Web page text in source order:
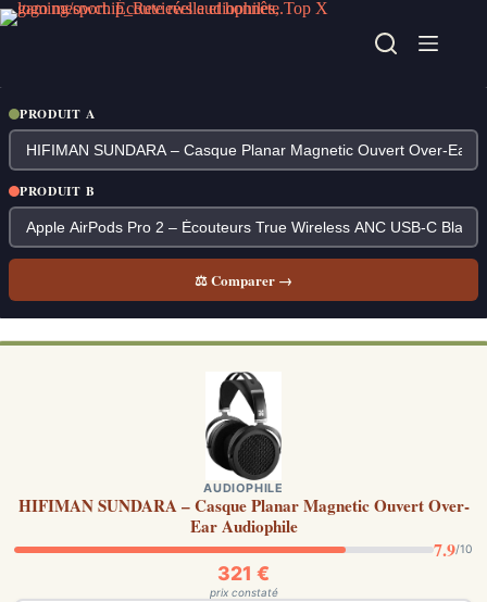
Passer
au
PRODUIT A
PRODUIT B
⚖ Comparer →
AUDIOPHILE
HIFIMAN SUNDARA – Casque Planar Magnetic Ouvert Over-
Ear Audiophile
7.9/10
321 €
prix constaté